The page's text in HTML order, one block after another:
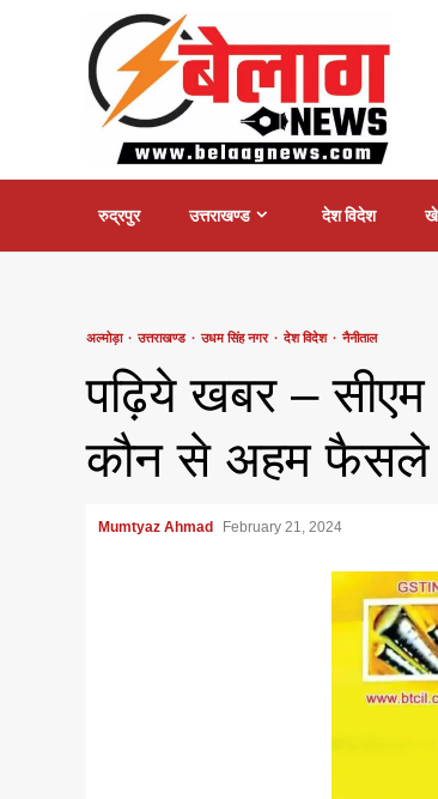
रुद्रपुर उत्तराखण्ड देश विदेश
अल्मोड़ा उत्तराखण्ड उधम सिंह नगर देश विदेश नैनीताल
पढ़िये खबर –
कौन से अहम
Mumtyaz Ahmad February 21, 2024